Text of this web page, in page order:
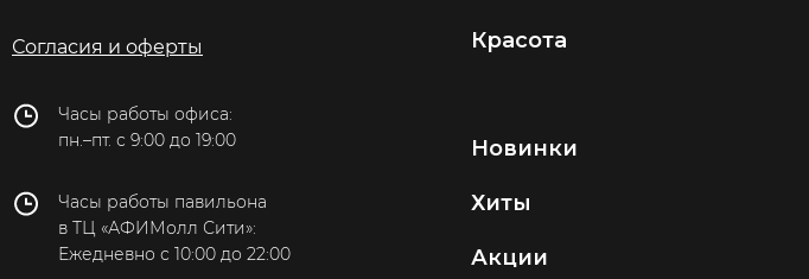
Согласия и оферты
Часы работы офиса:
пн.–пт. с 9:00 до 19:00
Часы работы павильона
в ТЦ «АФИМолл Сити»:
Ежедневно с 10:00 до 22:00
Красота
Новинки
Хиты
Акции